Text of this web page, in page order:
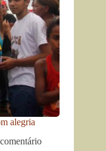
alegria